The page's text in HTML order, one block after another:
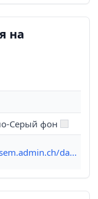
на
Серый фон
da...